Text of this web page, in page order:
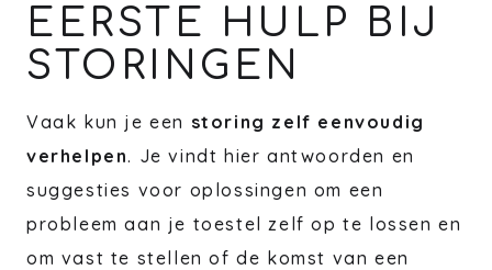
EERSTE HULP BIJ
STORINGEN
Vaak kun je een storing zelf eenvoudig
verhelpen. Je vindt hier antwoorden en
suggesties voor oplossingen om een
probleem aan je toestel zelf op te lossen en
om vast te stellen of de komst van een